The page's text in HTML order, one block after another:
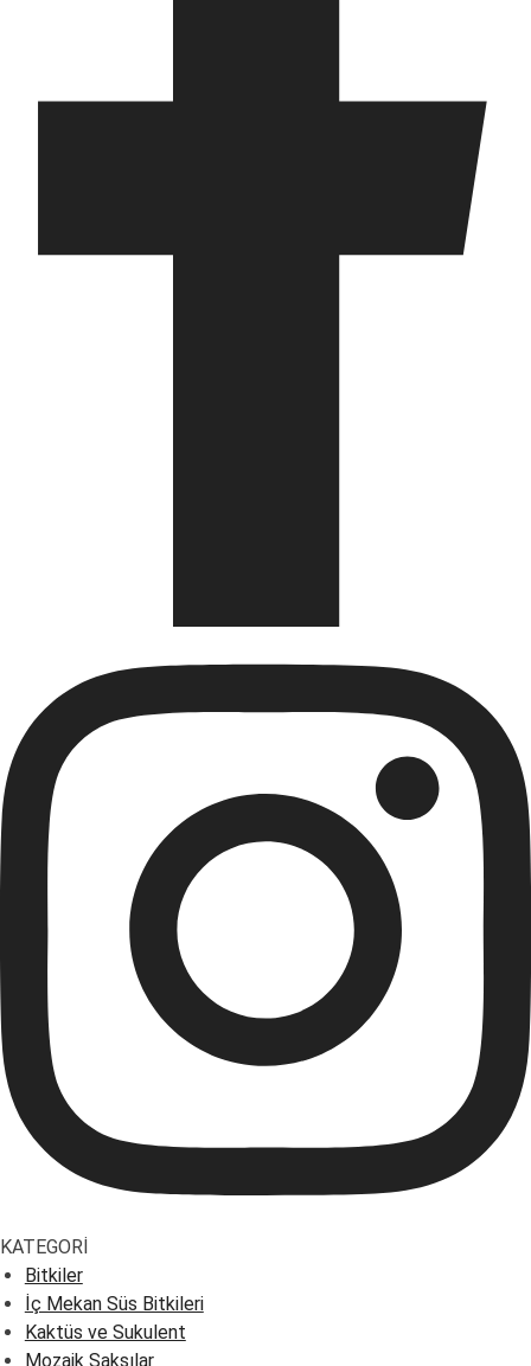
KATEGORİ
Bitkiler
İç Mekan Süs Bitkileri
Kaktüs ve Sukulent
Mozaik Saksılar